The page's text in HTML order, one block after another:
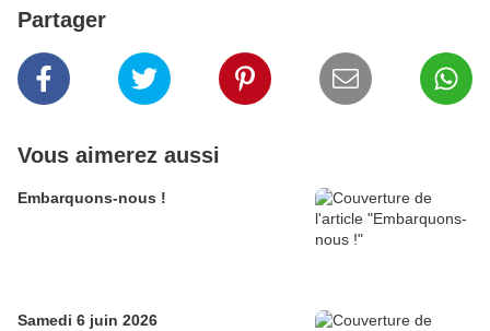
Partager
Vous aimerez aussi
Embarquons-nous !
Samedi 6 juin 2026